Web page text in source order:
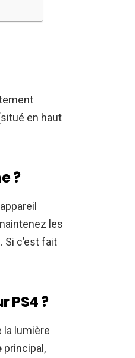
en haut
?
les
Si c’est fait
PS4 ?
la lumière
principal,